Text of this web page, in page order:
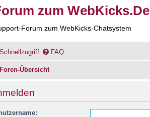
zum WebKicks.De
Forum zum WebKicks-Chatsystem
Schnellzugriff FAQ
Foren-Übersicht